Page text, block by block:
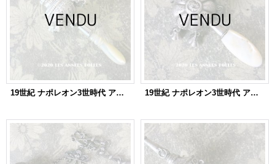
19世紀 ナポレオン3世時代 アンティーク ラトル シルバー製 19世紀 ナポレオン3世時代 アンティーク ラトル シルバー製